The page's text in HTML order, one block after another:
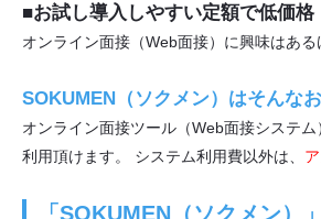
■お試し導入しやすい定額で低価格
オンライン面接（Web面接）に興味はあ
SOKUMEN（ソクメン）はそんな
オンライン面接ツール（Web面接システム
利用頂けます。 システム利用費以外は、
「SOKUMEN（ソクメン